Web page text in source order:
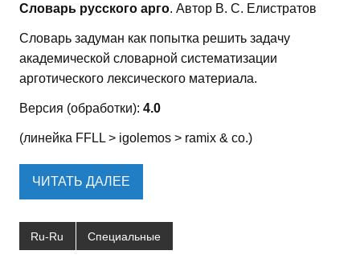
Словарь русского арго. Автор В. С. Елистратов
Словарь задуман как попытка решить задачу
академической словарной систематизации
арготического лексического материала.
Версия (обработки): 4.0
(линейка FFLL > igolemos > ramix & co.)
ЧИТАТЬ ДАЛЕЕ
Ru-Ru Специальные